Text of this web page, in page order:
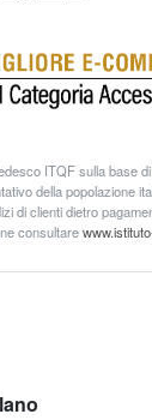
ITQF sulla base
della popolazione
di clienti dietro
consultare